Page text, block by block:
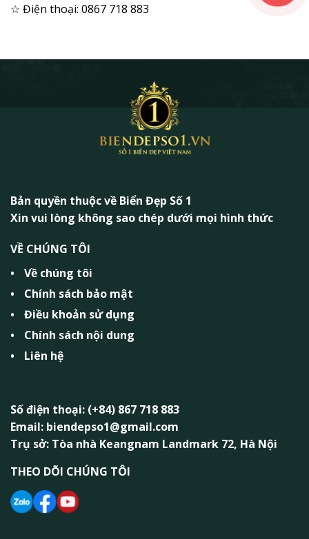
☆ Điện thoại: 0867 718 883
Bản quyền thuộc về Biển Đẹp Số 1
Xin vui lòng không sao chép dưới mọi hình thức
VỀ CHÚNG TÔI
Về chúng tôi
Chính sách bảo mật
Điều khoản sử dụng
Chính sách nội dung
Liên hệ
Số điện thoại: (+84) 867 718 883
Email: biendepso1@gmail.com
Trụ sở: Tòa nhà Keangnam Landmark 72, Hà Nội
THEO DÕI CHÚNG TÔI